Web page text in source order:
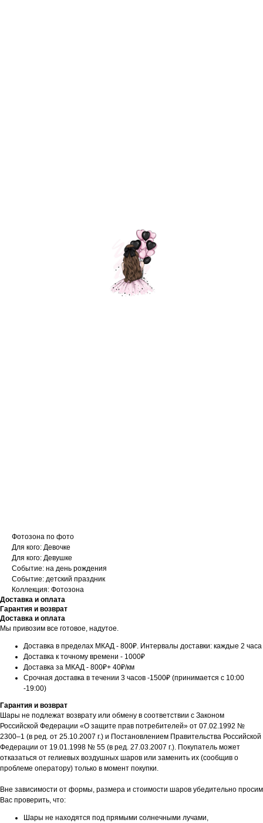
Фотозона по фото
Для кого: Девочке
Для кого: Девушке
Событие: на день рождения
Событие: детский праздник
Коллекция: Фотозона
Доставка и оплата
Гарантия и возврат
Доставка и оплата
Мы привозим все готовое, надутое.
Доставка в пределах МКАД - 800₽. Интервалы доставки: каждые 2 часа
Доставка к точному времени - 1000₽
Доставка за МКАД - 800₽+ 40₽/км
Срочная доставка в течении 3 часов -1500₽ (принимается с 10:00
-19:00)
Гарантия и возврат
Шары не подлежат возврату или обмену в соответствии с Законом
Российской Федерации «О защите прав потребителей» от 07.02.1992 №
2300–1 (в ред. от 25.10.2007 г.) и Постановлением Правительства Российской
Федерации от 19.01.1998 № 55 (в ред. 27.03.2007 г.). Покупатель может
отказаться от гелиевых воздушных шаров или заменить их (сообщив о
проблеме оператору) только в момент покупки.
Вне зависимости от формы, размера и стоимости шаров убедительно просим
Вас проверить, что:
Шары не находятся под прямыми солнечными лучами,